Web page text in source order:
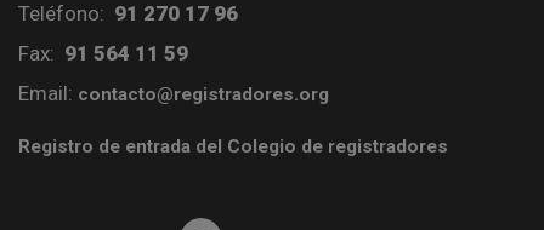
Teléfono: 91 270 17 96
Fax: 91 564 11 59
Email: contacto@registradores.org
Registro de entrada del Colegio de registradores